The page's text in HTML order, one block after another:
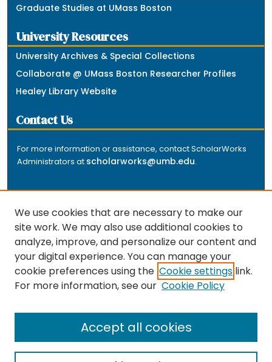
Graduate Studies at UMass Boston
University Resources
University Archives & Special Collections
Collaborate @ UMass Boston Researcher Profiles
Healey Library Website
Contact Us
For more information or assistance, contact ScholarWorks
Administrators at scholarworks@umb.edu.
The repository is a service of the University of
Massachusetts Boston libraries. Research and scholarly
output included here has been selected and deposited
by the individual university departments and centers on
the repository.
We use cookies that are necessary to make our
site work. We may also use additional cookies to
analyze, improve, and personalize our content and
your digital experience. You can manage your
cookie preferences using the Cookie settings link.
For more information, see our Cookie Policy
Accept all cookies